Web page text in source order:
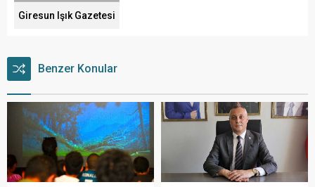
Giresun Işık Gazetesi
Benzer Konular